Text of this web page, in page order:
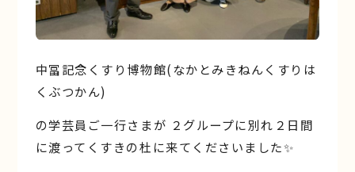
中冨記念くすり博物館(なかとみきねんくすりは
くぶつかん)
の学芸員ご一行さまが ２グループに別れ２日間
に渡ってくすきの杜に来てくださいました✨